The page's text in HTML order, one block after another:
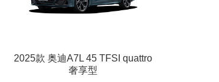
： 2400
2025款 奥迪A7L 45 TFSI quattro
奢享型